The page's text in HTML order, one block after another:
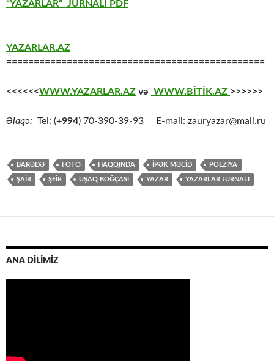
“YAZARLAR” JURNALI PDF
YAZARLAR.AZ
===============================================
<<<<<<WWW.YAZARLAR.AZ və WWW.BİTİK.AZ >>>>>>
Əlaqə: Tel: (+994) 70-390-39-93 E-mail: zauryazar@mail.ru
BARƏDƏ FOTO HAQQINDA İPƏK MƏCİD POEZİYA
ŞAİR ŞEİR UŞAQ BOĞÇASI YAZAR YAZARLAR JURNALI
ANA DİLİMİZ